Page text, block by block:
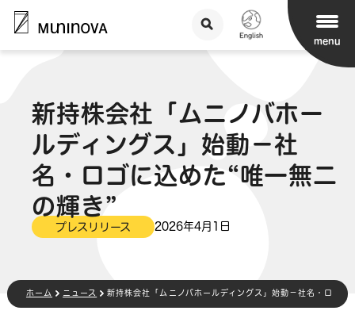
menu
新持株会社「ムニノバホー
ルディングス」始動－社
名・ロゴに込めた“唯一無二
の輝き”
プレスリリース 2026年4月1日
ホーム ニュース 新持株会社「ムニノバホールディングス」始動－社名・ロゴに